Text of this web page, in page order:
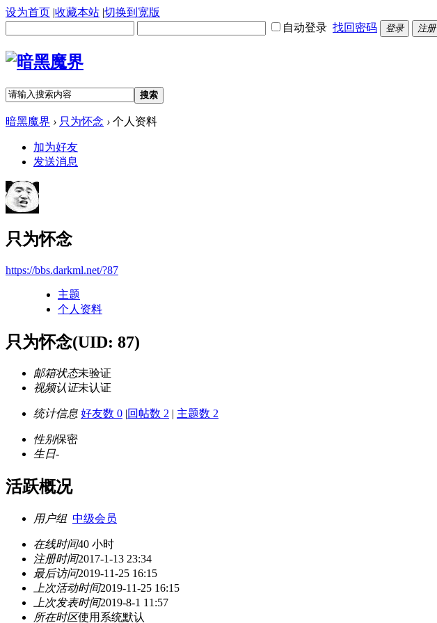
设为首页 |收藏本站 |切换到宽版
自动登录 找回密码 登录 注册
搜索
暗黑魔界 › 只为怀念 › 个人资料
加为好友
发送消息
只为怀念
https://bbs.darkml.net/?87
主题
个人资料
只为怀念(UID: 87)
邮箱状态未验证
视频认证未认证
统计信息 好友数 0 |回帖数 2 | 主题数 2
性别保密
生日-
活跃概况
用户组 中级会员
在线时间40 小时
注册时间2017-1-13 23:34
最后访问2019-11-25 16:15
上次活动时间2019-11-25 16:15
上次发表时间2019-8-1 11:57
所在时区使用系统默认